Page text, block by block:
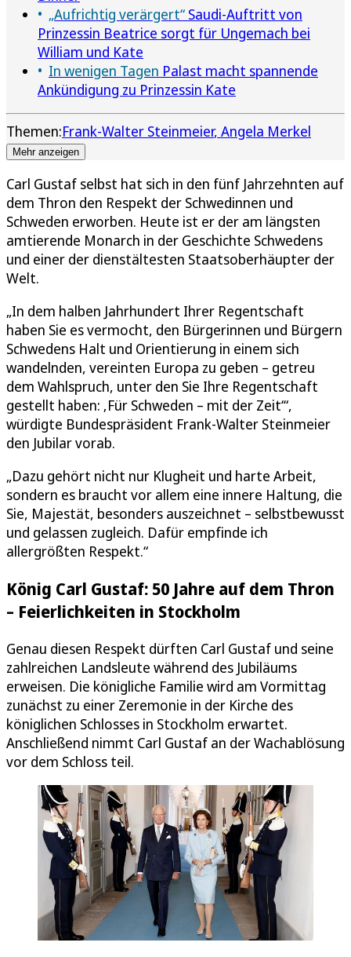
„Aufrichtig verärgert“ Saudi-Auftritt von
Prinzessin Beatrice sorgt für Ungemach bei
William und Kate
In wenigen Tagen Palast macht spannende
Ankündigung zu Prinzessin Kate
Themen:Frank-Walter Steinmeier Angela Merkel
Mehr anzeigen
Carl Gustaf selbst hat sich in den fünf Jahrzehnten auf
dem Thron den Respekt der Schwedinnen und
Schweden erworben. Heute ist er der am längsten
amtierende Monarch in der Geschichte Schwedens
und einer der dienstältesten Staatsoberhäupter der
Welt.
„In dem halben Jahrhundert Ihrer Regentschaft
haben Sie es vermocht, den Bürgerinnen und Bürgern
Schwedens Halt und Orientierung in einem sich
wandelnden, vereinten Europa zu geben – getreu
dem Wahlspruch, unter den Sie Ihre Regentschaft
gestellt haben: ‚Für Schweden – mit der Zeit‘“,
würdigte Bundespräsident Frank-Walter Steinmeier
den Jubilar vorab.
„Dazu gehört nicht nur Klugheit und harte Arbeit,
sondern es braucht vor allem eine innere Haltung, die
Sie, Majestät, besonders auszeichnet – selbstbewusst
und gelassen zugleich. Dafür empfinde ich
allergrößten Respekt.“
König Carl Gustaf: 50 Jahre auf dem Thron
– Feierlichkeiten in Stockholm
Genau diesen Respekt dürften Carl Gustaf und seine
zahlreichen Landsleute während des Jubiläums
erweisen. Die königliche Familie wird am Vormittag
zunächst zu einer Zeremonie in der Kirche des
königlichen Schlosses in Stockholm erwartet.
Anschließend nimmt Carl Gustaf an der Wachablösung
vor dem Schloss teil.